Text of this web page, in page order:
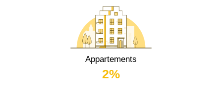
Appartements
2%